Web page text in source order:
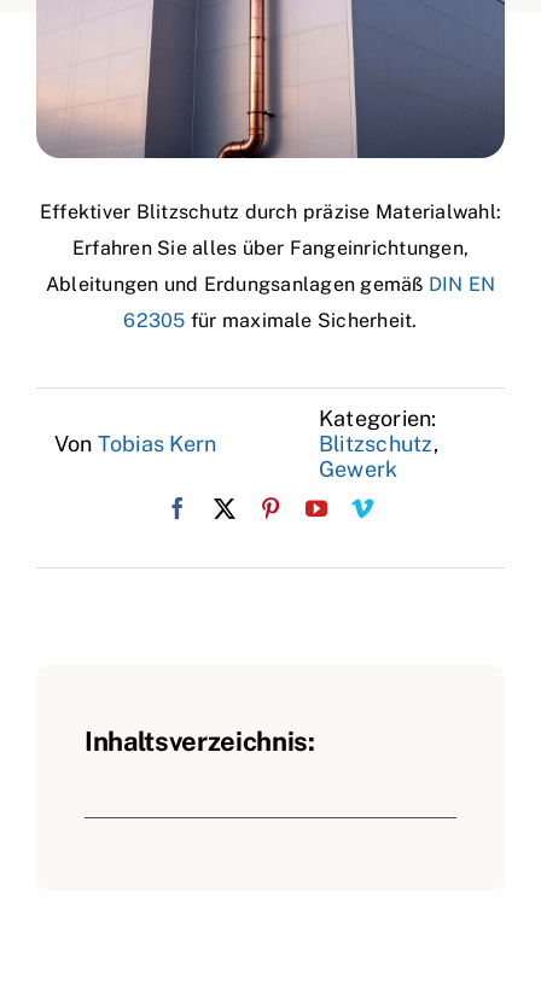
Effektiver Blitzschutz durch präzise Materialwahl:
Erfahren Sie alles über Fangeinrichtungen,
Ableitungen und Erdungsanlagen gemäß DIN EN
62305 für maximale Sicherheit.
Von Tobias Kern
Kategorien:
Blitzschutz,
Gewerk
Inhaltsverzeichnis: